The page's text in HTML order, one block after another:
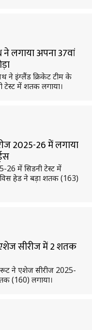
लगाया अपना 37वां
ने इंग्लैंड क्रिकेट टीम के
में शतक लगाया।
2025-26 में लगाया
26 में सिडनी टेस्ट में
हेड ने बड़ा शतक (163)
सीरीज में 2 शतक
रूट ने एशेज सीरीज 2025-
(160) लगाया।